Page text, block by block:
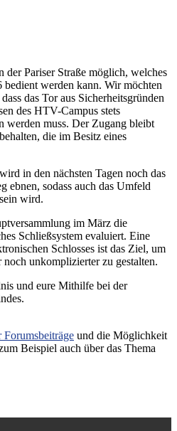
der Pariser Straße möglich, welches
bedient werden kann. Wir möchten
das Tor aus Sicherheitsgründen
des HTV-Campus stets
werden muss. Der Zugang bleibt
die im Besitz eines
in den nächsten Tagen noch das
ebnen, sodass auch das Umfeld
wird.
im März die
Schließsystem evaluiert. Eine
Schlosses ist das Ziel, um
unkomplizierter zu gestalten.
und eure Mithilfe bei der
und die Möglichkeit
Beispiel auch über das Thema